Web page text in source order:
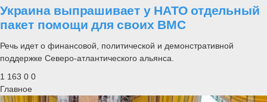
Украина выпрашивает у НАТО отдельный
пакет помощи для своих ВМС
Речь идет о финансовой, политической и демонстративной
поддержке Северо-атлантического альянса.
1 163 0 0
Главное